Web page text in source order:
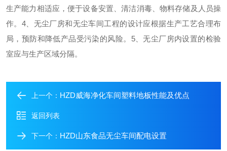
生产能力相适应，便于设备安置、清洁消毒、物料存储及人员操
作。4、无尘厂房和无尘车间工程的设计应根据生产工艺合理布
局，预防和降低产品受污染的风险。5、无尘厂房内设置的检验
室应与生产区域分隔。
上一个： HZD威海净化车间塑料地板性能及优点
返回列表
下一个： HZD山东食品无尘车间配电设置